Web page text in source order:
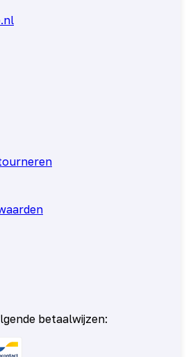
betaalwijzen: